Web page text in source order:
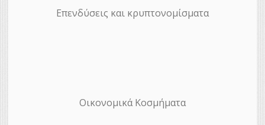
Επενδύσεις και κρυπτονομίσματα
Οικονομικά Κοσμήματα